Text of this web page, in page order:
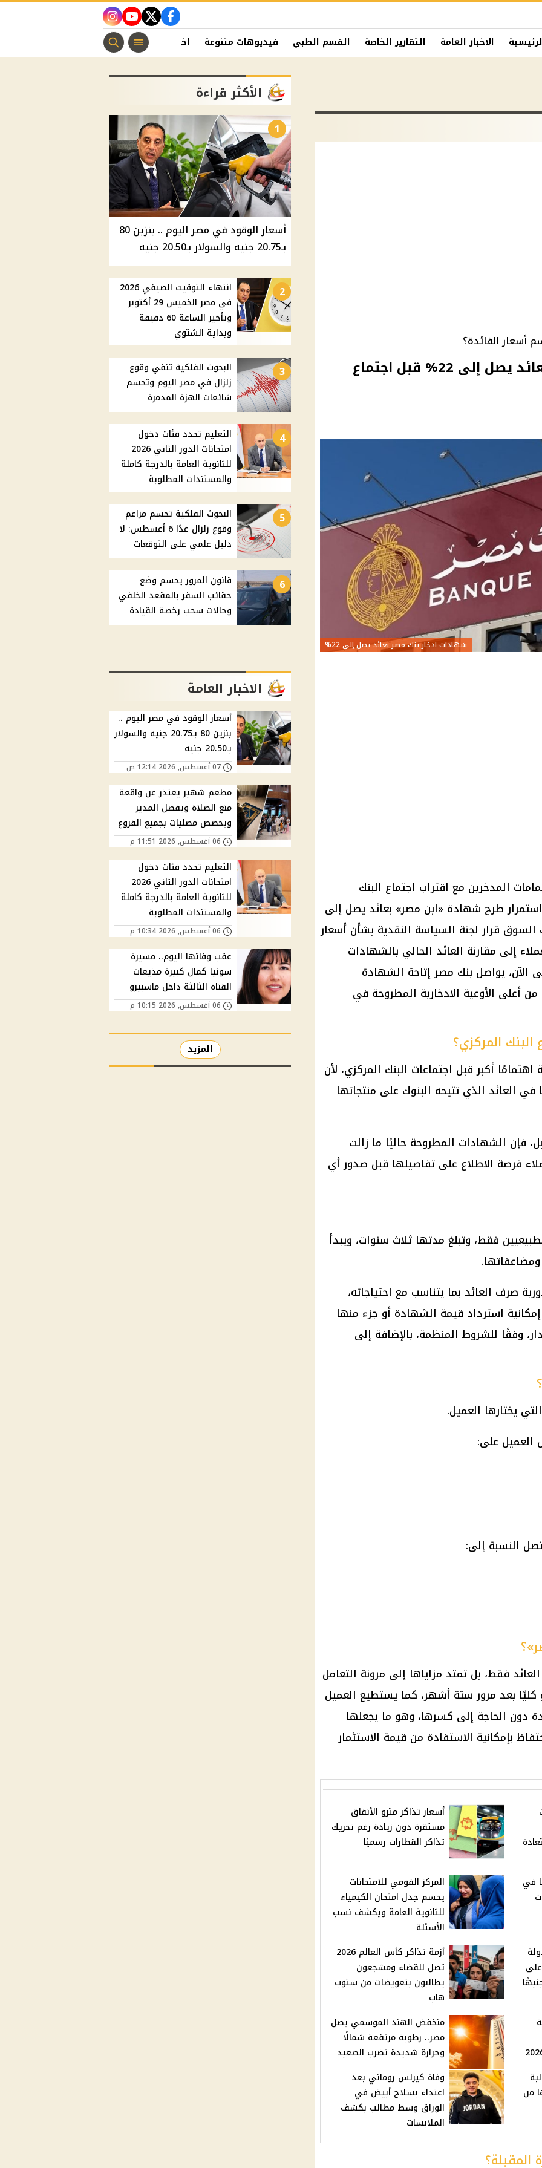
facebook
twitter
youtube
instagram
الاخبار العامة التقارير الخاصة القسم الطبي فيديوهات متنوعة اخبار الفن منوعات مسيحية
أسعار الفائدة؟
شهادات ادخار بنك مصر بعائد يصل إلى 22% قبل اجتماع
شهادات ادخار بنك مصر بعائد يصل إلى 22%
المدخرين مع اقتراب اجتماع البنك
طرح شهادة «ابن مصر» بعائد يصل إلى
السوق قرار لجنة السياسة النقدية بشأن أسعار
إلى مقارنة العائد الحالي بالشهادات
الآن، يواصل بنك مصر إتاحة الشهادة
أعلى الأوعية الادخارية المطروحة في
البنك المركزي؟
أكبر قبل اجتماعات البنك المركزي، لأن
في العائد الذي تتيحه البنوك على منتجاتها
فإن الشهادات المطروحة حاليًا ما زالت
فرصة الاطلاع على تفاصيلها قبل صدور أي
فقط، وتبلغ مدتها ثلاث سنوات، ويبدأ
صرف العائد بما يتناسب مع احتياجاته،
استرداد قيمة الشهادة أو جزء منها
وفقًا للشروط المنظمة، بالإضافة إلى
يختارها العميل.
العميل على:
النسبة إلى:
فقط، بل تمتد مزاياها إلى مرونة التعامل
كليًا بعد مرور ستة أشهر، كما يستطيع العميل
دون الحاجة إلى كسرها، وهو ما يجعلها
بإمكانية الاستفادة من قيمة الاستثمار
أسعار تذاكر مترو الأنفاق
مستقرة دون زيادة رغم تحريك
تذاكر القطارات رسميًا
في
المركز القومي للامتحانات
يحسم جدل امتحان الكيمياء
للثانوية العامة ويكشف نسب
الأسئلة
أزمة تذاكر كأس العالم 2026
تصل للقضاء ومشجعون
يطالبون بتعويضات من ستوب
هاب
منخفض الهند الموسمي يصل
مصر.. رطوبة مرتفعة شمالًا
وحرارة شديدة تضرب الصعيد
من
وفاة كيرلس روماني بعد
اعتداء بسلاح أبيض في
الوراق وسط مطالب بكشف
الملابسات
المقبلة؟
الأكثر قراءة
1
أسعار الوقود في مصر اليوم .. بنزين 80
بـ20.75 جنيه والسولار بـ20.50 جنيه
2
انتهاء التوقيت الصيفي 2026
في مصر الخميس 29 أكتوبر
وتأخير الساعة 60 دقيقة
وبداية الشتوي
3
البحوث الفلكية تنفي وقوع
زلزال في مصر اليوم وتحسم
شائعات الهزة المدمرة
4
التعليم تحدد فئات دخول
امتحانات الدور الثاني 2026
للثانوية العامة بالدرجة كاملة
والمستندات المطلوبة
5
البحوث الفلكية تحسم مزاعم
وقوع زلزال غدًا 6 أغسطس: لا
دليل علمي على التوقعات
6
قانون المرور يحسم وضع
حقائب السفر بالمقعد الخلفي
وحالات سحب رخصة القيادة
الاخبار العامة
أسعار الوقود في مصر اليوم ..
بنزين 80 بـ20.75 جنيه والسولار
بـ20.50 جنيه
07 أغسطس, 2026 12:14 ص
مطعم شهير يعتذر عن واقعة
منع الصلاة ويفصل المدير
ويخصص مصليات بجميع الفروع
06 أغسطس, 2026 11:51 م
التعليم تحدد فئات دخول
امتحانات الدور الثاني 2026
للثانوية العامة بالدرجة كاملة
والمستندات المطلوبة
06 أغسطس, 2026 10:34 م
عقب وفاتها اليوم.. مسيرة
سونيا كمال كبيرة مذيعات
القناة الثالثة داخل ماسبيرو
06 أغسطس, 2026 10:15 م
المزيد